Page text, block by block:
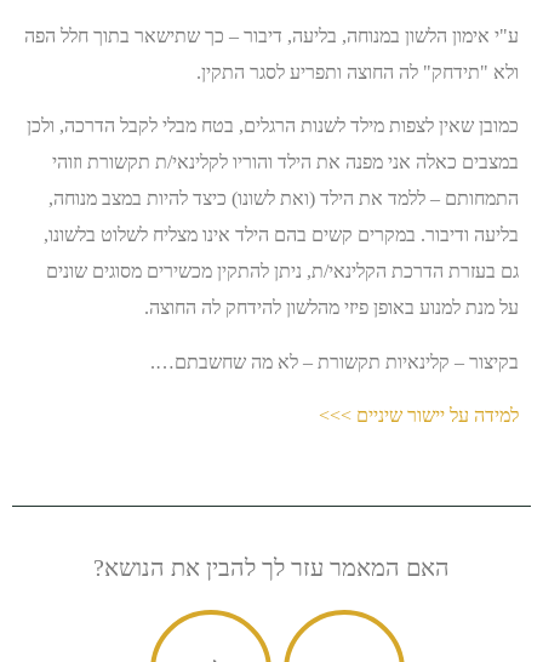
ע"י אימון הלשון במנוחה, בליעה, דיבור – כך שתישאר בתוך חלל הפה
ולא "תידחק" לה החוצה ותפריע לסגר התקין.
כמובן שאין לצפות מילד לשנות הרגלים, בטח מבלי לקבל הדרכה, ולכן
במצבים כאלה אני מפנה את הילד והוריו לקלינאי/ת תקשורת וזוהי
התמחותם – ללמד את הילד (ואת לשונו) כיצד להיות במצב מנוחה,
בליעה ודיבור. במקרים קשים בהם הילד אינו מצליח לשלוט בלשונו,
גם בעזרת הדרכת הקלינאי/ת, ניתן להתקין מכשירים מסוגים שונים
על מנת למנוע באופן פיזי מהלשון להידחק לה החוצה.
בקיצור – קלינאיות תקשורת – לא מה שחשבתם….
למידה על יישור שיניים >>>
האם המאמר עזר לך להבין את הנושא?